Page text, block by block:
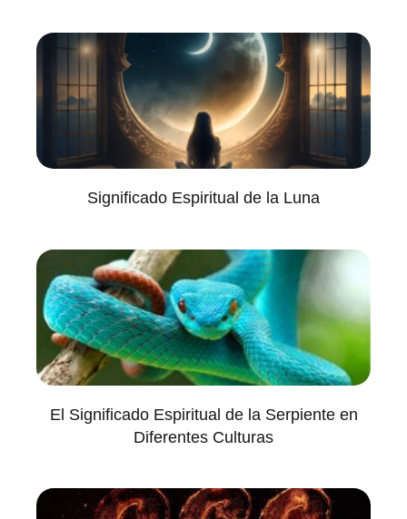
Significado Espiritual de la Luna
El Significado Espiritual de la Serpiente en
Diferentes Culturas